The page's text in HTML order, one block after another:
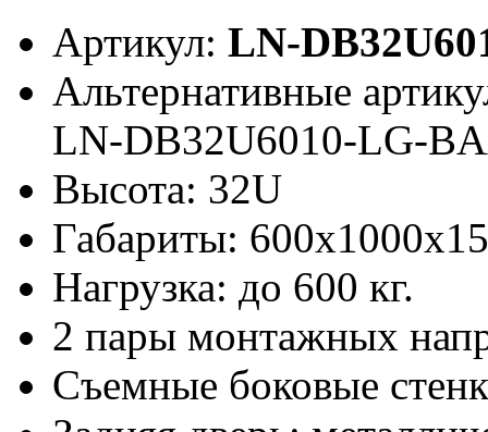
Артикул: LN-
Альтернативные
LN-DB32U6010-LG-
Высота: 32U
Габариты:
Нагрузка: до 600 кг.
2 пары монтажных
Съемные боковые